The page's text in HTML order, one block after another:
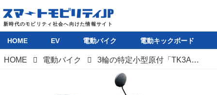
HOME EV 電動バイク 電動キックボード
HOME 電動バイク 3輪の特定小型原付「TK3A」はリバース機能や大型シート、前後カゴ付きの多機能モデル。性能等確認制度に合格